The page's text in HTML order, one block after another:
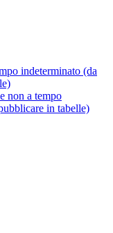
indeterminato (da
non a tempo
in tabelle)